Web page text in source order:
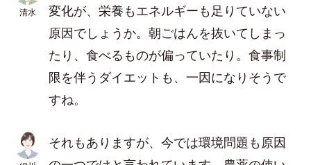
清水
変化が、栄養もエネルギーも足りていない
原因でしょうか。朝ごはんを抜いてしまっ
たり、食べるものが偏っていたり。食事制
限を伴うダイエットも、一因になりそうで
すね。
それもありますが、今では環境問題も原因